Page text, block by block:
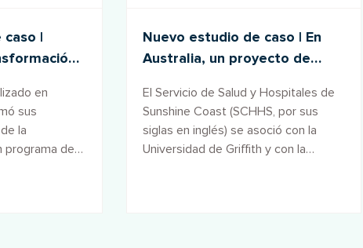
|
en
sus
la
programa de
Nuevo estudio de caso | En
Australia, un proyecto de
lidera el camino hacia una
atención sanitaria sostenible
El Servicio de Salud y Hospitales de
Sunshine Coast (SCHHS, por sus
siglas en inglés) se asoció con la
Universidad de Griffith y con la